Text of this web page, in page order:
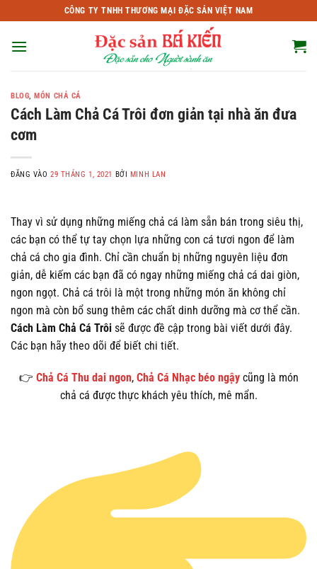
qua
nội
CÔNG TY TNHH THƯƠNG MẠI ĐẶC SẢN VIỆT NAM
BLOG,MÓN CHẢ CÁ
Cách Làm Chả Cá Trôi đơn giản tại nhà ăn đưa
cơm
ĐĂNG VÀO29 THÁNG 1, 2021 BỞI MINH LAN
Thay vì sử dụng những miếng chả cá làm sẵn bán trong siêu thị,
các bạn có thể tự tay chọn lựa những con cá tươi ngon để làm
chả cá cho gia đình. Chỉ cần chuẩn bị những nguyên liệu đơn
giản, dễ kiếm các bạn đã có ngay những miếng chả cá dai giòn,
ngon ngọt. Chả cá trôi là một trong những món ăn không chỉ
ngon mà còn bổ sung thêm các chất dinh dưỡng mà cơ thể cần.
Cách Làm Chả Cá Trôi sẽ được đề cập trong bài viết dưới đây.
Các bạn hãy theo dõi để biết chi tiết.
👉 Chả Cá Thu dai ngon, Chả Cá Nhạc béo ngậycũng là món
chả cá được thực khách yêu thích, mê mẩn.